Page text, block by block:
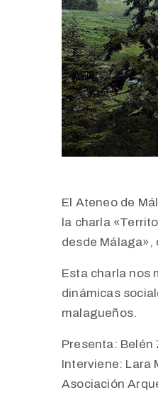
El Ateneo de
la charla
desde Málaga»,
Esta charla nos
dinámicas
malagueños.
Presenta: Belén
Interviene: Lara
Asociación